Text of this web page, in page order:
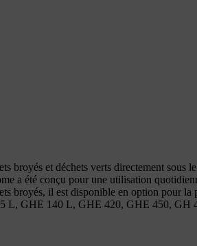
broyés et déchets verts directement sous
a été conçu pour une utilisation
broyés, il est disponible en option pour la
L, GHE 140 L, GHE 420, GHE 450, GH